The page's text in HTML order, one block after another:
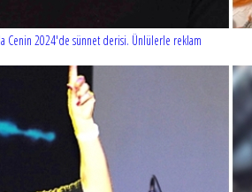
Cenin 2024'de sünnet derisi. Ünlülerle reklam